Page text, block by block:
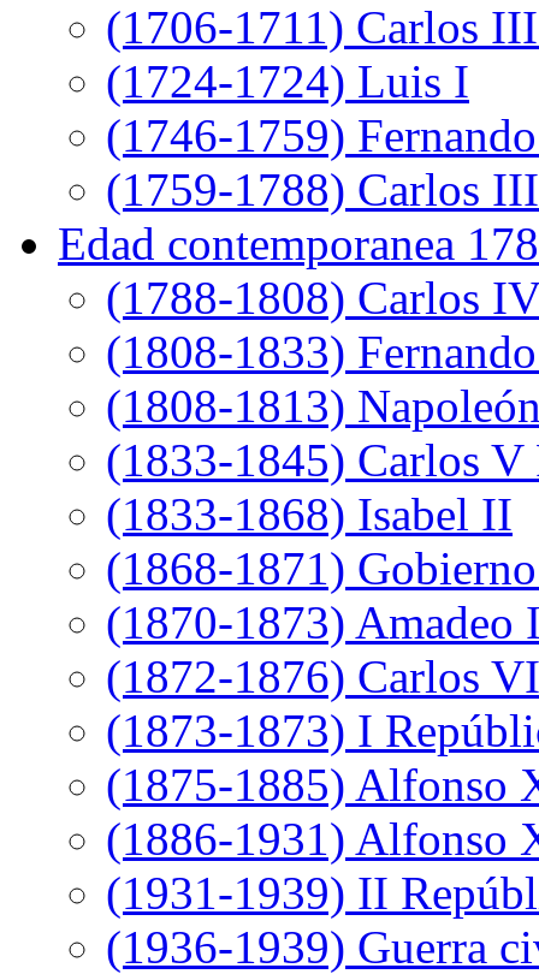
(1706-1711) Carlos
(1724-1724) Luis I
(1746-1759)
(1759-1788) Carlos III
Edad contemporanea
(1788-1808) Carlos
(1808-1833)
(1808-1813)
(1833-1845) Carlos V
(1833-1868) Isabel II
(1868-1871)
(1870-1873) Amadeo
(1872-1876) Carlos
(1873-1873) I
(1875-1885) Alfonso
(1886-1931) Alfonso
(1931-1939) II
(1936-1939) Guerra